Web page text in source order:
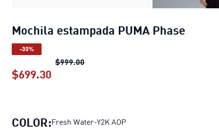
Mochila estampada PUMA Phase
-30%
$999.00Mochila estampada PUMA Phase
$699.30
COLOR:Fresh Water-Y2K AOP